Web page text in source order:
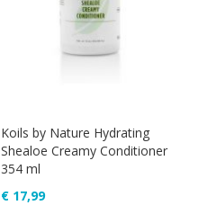
Koils by Nature Hydrating
Shealoe Creamy Conditioner
354 ml
€ 17,99